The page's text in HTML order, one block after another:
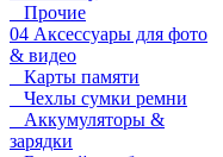
Прочие
04 Аксессуары для фото
& видео
Карты памяти
Чехлы сумки ремни
Аккумуляторы &
зарядки